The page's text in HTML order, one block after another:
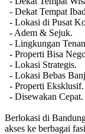
- Dekat Tempat
- Lokasi di Pusat
- Adem & Sejuk.
- Lingkungan
- Properti Bisa
- Lokasi Strategis.
- Lokasi Bebas
- Properti Eksklusif.
- Disewakan Cepat.
Berlokasi di
akses ke berbagai